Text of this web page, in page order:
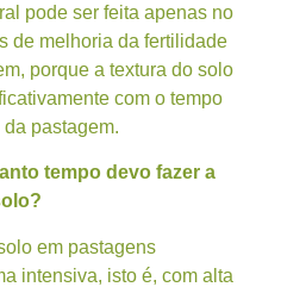
pode ser feita apenas no
de melhoria da fertilidade
porque a textura do solo
com o tempo
pastagem.
tempo devo fazer a
em pastagens
intensiva, isto é, com alta